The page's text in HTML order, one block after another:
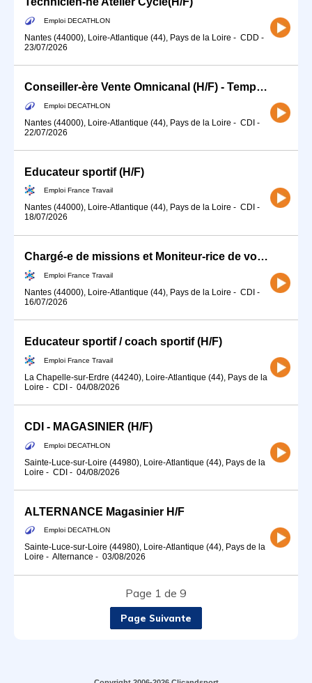
Emploi DECATHLON
Nantes (44000), Loire-Atlantique (44), Pays de la Loire - CDD -
23/07/2026
Conseiller-ère Vente Omnicanal (H/F) - Temps partiel
Emploi DECATHLON
Nantes (44000), Loire-Atlantique (44), Pays de la Loire - CDI -
22/07/2026
Educateur sportif (H/F)
Emploi France Travail
Nantes (44000), Loire-Atlantique (44), Pays de la Loire - CDI -
18/07/2026
Chargé-e de missions et Moniteur-rice de voile (H/F)
Emploi France Travail
Nantes (44000), Loire-Atlantique (44), Pays de la Loire - CDI -
16/07/2026
Educateur sportif / coach sportif (H/F)
Emploi France Travail
La Chapelle-sur-Erdre (44240), Loire-Atlantique (44), Pays de la
Loire - CDI - 04/08/2026
CDI - MAGASINIER (H/F)
Emploi DECATHLON
Sainte-Luce-sur-Loire (44980), Loire-Atlantique (44), Pays de la
Loire - CDI - 04/08/2026
ALTERNANCE Magasinier H/F
Emploi DECATHLON
Sainte-Luce-sur-Loire (44980), Loire-Atlantique (44), Pays de la
Loire - Alternance - 03/08/2026
Page 1 de 9
Page Suivante